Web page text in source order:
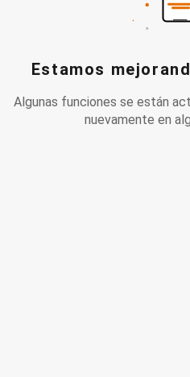
Estamos
Algunas funciones se están
nuevamente en